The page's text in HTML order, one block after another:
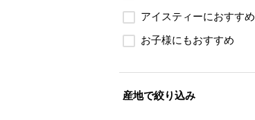
アイスティーにおすすめ
お子様にもおすすめ
産地で絞り込み